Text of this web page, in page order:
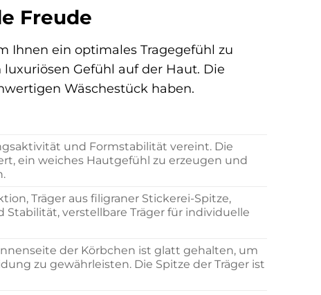
Freude
Ihnen ein optimales Tragegefühl zu
Gefühl auf der Haut. Die
Wäschestück haben.
und Formstabilität vereint. Die
ein weiches Hautgefühl zu erzeugen und
Träger aus filigraner Stickerei-Spitze,
verstellbare Träger für individuelle
der Körbchen ist glatt gehalten, um
zu gewährleisten. Die Spitze der Träger ist